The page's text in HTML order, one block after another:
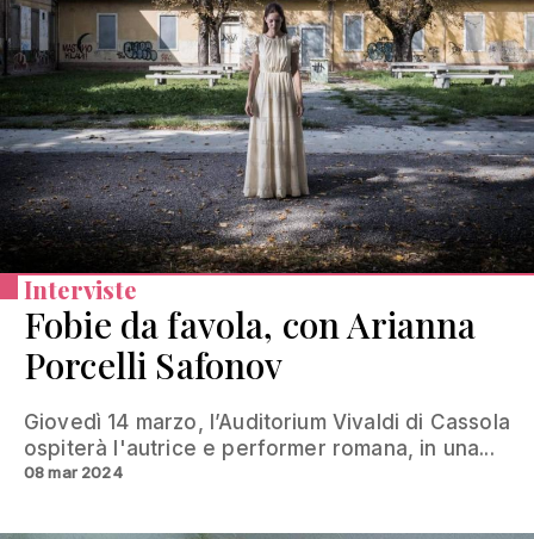
Interviste
Fobie da favola, con Arianna
Porcelli Safonov
Giovedì 14 marzo, l’Auditorium Vivaldi di Cassola
ospiterà l'autrice e performer romana, in una...
08 mar 2024